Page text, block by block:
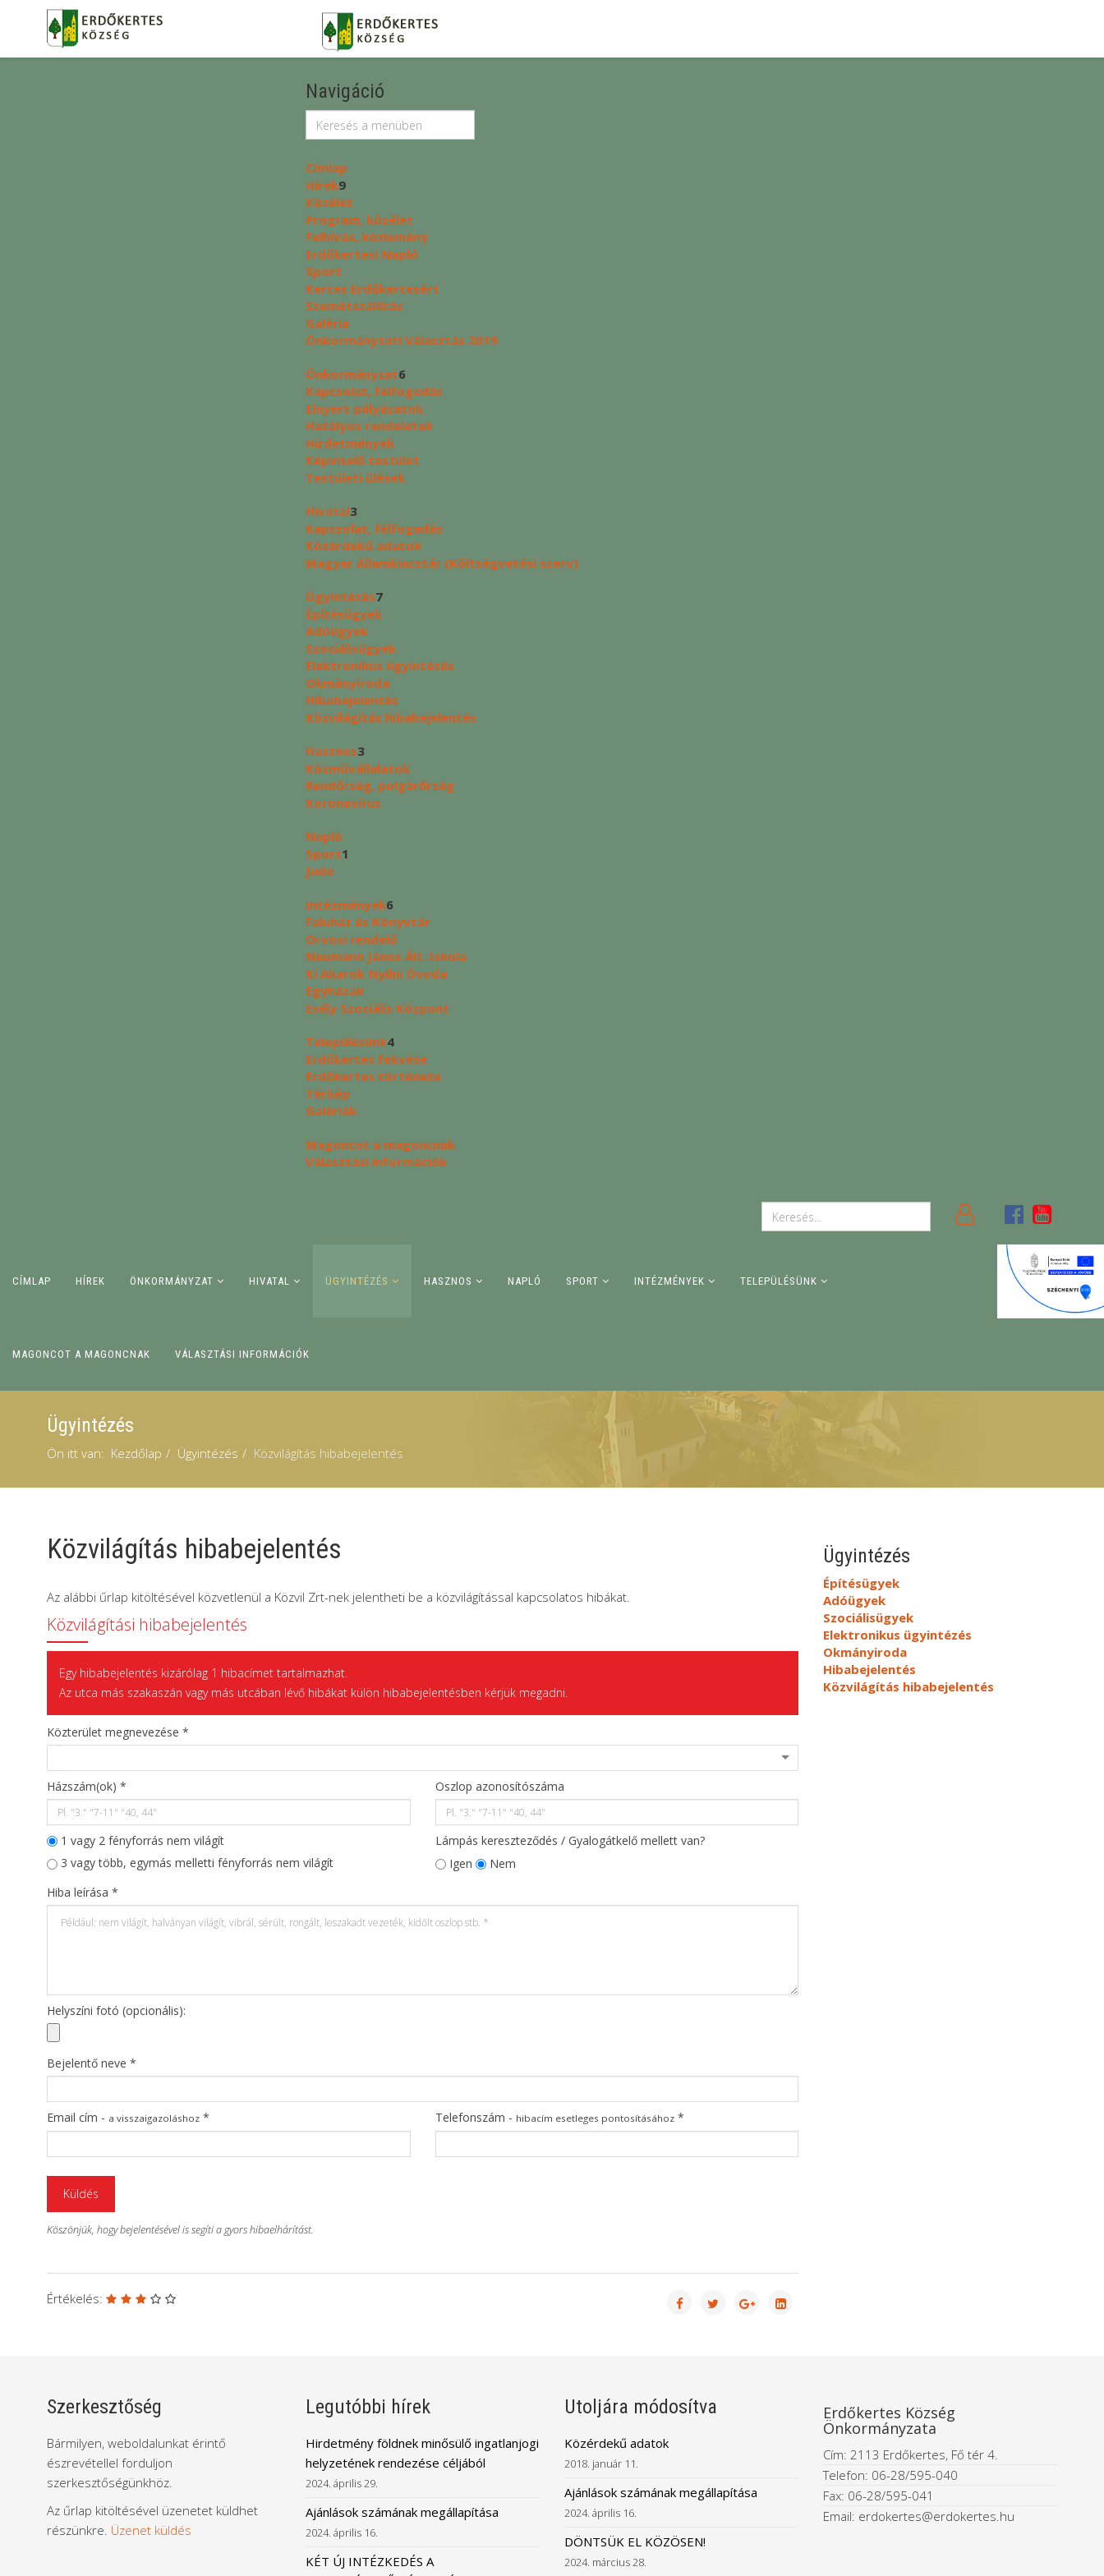
Navigáció
Címlap
Hírek9
Közélet
Program, közélet
Felhívás, közlemény
Erdőkertesi Napló
Sport
Kertes Erdőkertesért
Szemétszállítás
Galéria
Önkormányzati Választás 2019
Önkormányzat6
Kapcsolat, félfogadás
Elnyert pályázatok
Hatályos rendeletek
Hirdetmények
Képviselő testület
Testületi ülések
Hivatal3
Kapcsolat, félfogadás
Közérdekű adatok
Magyar Államkincstár (Költségvetési szerv)
Ügyintézés7
Építésügyek
Adóügyek
Szociálisügyek
Elektronikus ügyintézés
Okmányiroda
Hibabejelentés
Közvilágítás hibabejelentés
Hasznos3
Közművállalatok
Rendőrség, polgárőrség
Koronavírus
Napló
Sport1
Judo
Intézmények6
Faluház és Könyvtár
Orvosi rendelő
Neumann János Ált. Iskola
Ki Akarok Nyílni Óvoda
Egyházak
Esély Szociális Központ
Településünk4
Erdőkertes fekvése
Erdőkertes története
Térkép
Galériák
Magoncot a magoncnak
Választási információk
CÍMLAP HÍREK ÖNKORMÁNYZAT HIVATAL ÜGYINTÉZÉS HASZNOS NAPLÓ SPORT INTÉZMÉNYEK TELEPÜLÉSÜNK
MAGONCOT A MAGONCNAK VÁLASZTÁSI INFORMÁCIÓK
Ügyintézés
Ön itt van: Kezdőlap Ügyintézés Közvilágítás hibabejelentés
Közvilágítás hibabejelentés
Az alábbi űrlap kitöltésével közvetlenül a Közvil Zrt-nek jelentheti be a közvilágítással kapcsolatos hibákat.
Közvilágítási hibabejelentés
Egy hibabejelentés kizárólag 1 hibacímet tartalmazhat.
Az utca más szakaszán vagy más utcában lévő hibákat külön hibabejelentésben kérjük megadni.
Közterület megnevezése *
Házszám(ok) * Oszlop azonosítószáma
1 vagy 2 fényforrás nem világít
3 vagy több, egymás melletti fényforrás nem világít
Lámpás kereszteződés / Gyalogátkelő mellett van?
Igen
Nem
Hiba leírása *
Helyszíni fotó (opcionális):
Bejelentő neve *
Email cím - a visszaigazoláshoz * Telefonszám - hibacím esetleges pontosításához*
Küldés
Köszönjük, hogy bejelentésével is segíti a gyors hibaelhárítást.
Értékelés:
Ügyintézés
Építésügyek
Adóügyek
Szociálisügyek
Elektronikus ügyintézés
Okmányiroda
Hibabejelentés
Közvilágítás hibabejelentés
Szerkesztőség
Bármilyen, weboldalunkat érintő
észrevétellel forduljon
szerkesztőségünkhöz.
Az űrlap kitöltésével üzenetet küldhet
részünkre. Üzenet küldés
Legutóbbi hírek
Hirdetmény földnek minősülő ingatlanjogi
helyzetének rendezése céljából
2024. április 29.
Ajánlások számának megállapítása
2024. április 16.
KÉT ÚJ INTÉZKEDÉS A
Utoljára módosítva
Közérdekű adatok
2018. január 11.
Ajánlások számának megállapítása
2024. április 16.
DÖNTSÜK EL KÖZÖSEN!
2024. március 28.
Erdőkertes Község
Önkormányzata
Cím: 2113 Erdőkertes, Fő tér 4.
Telefon: 06-28/595-040
Fax: 06-28/595-041
Email: erdokertes@erdokertes.hu